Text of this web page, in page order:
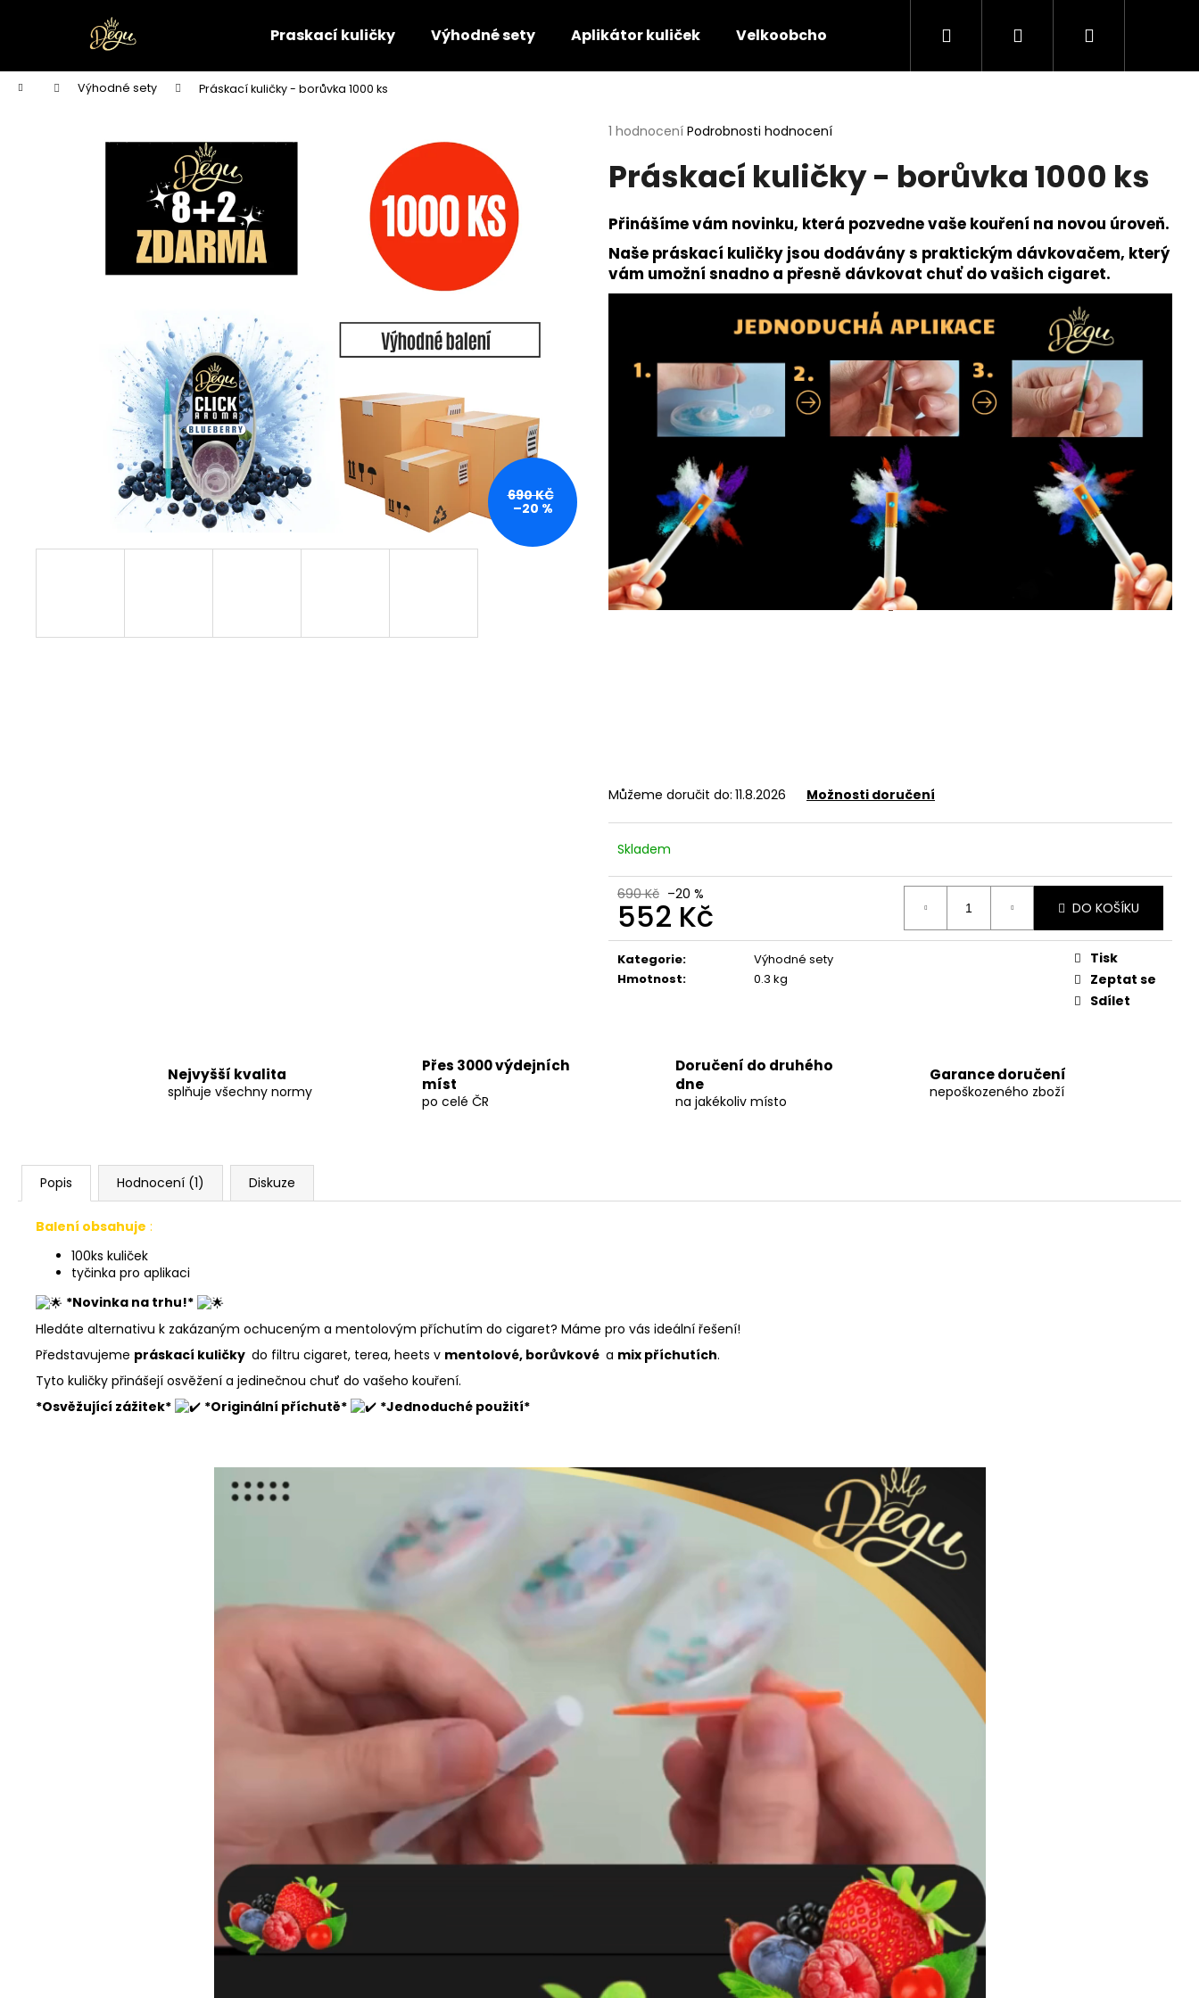
Praskací kuličky Výhodné sety Aplikátor kuliček Velkoobchod Doprava a platba Osobní odběr na
Hledat PřihlášeníNákupní
Domů Výhodné sety Práskací kuličky - borůvka 1000 ks
Průměrné
produktu
je
z
5
hvězdiček.
1 hodnocení Podrobnosti hodnocení
Práskací kuličky - borůvka 1000 ks
Přinášíme vám novinku, která pozvedne vaše kouření na novou úroveň.
Naše práskací kuličky jsou dodávány s praktickým dávkovačem, který
vám umožní snadno a přesně dávkovat chuť do vašich cigaret.
Můžeme doručit do: 11.8.2026 Možnosti doručení
Skladem
690 Kč –20 %
552 Kč
Měrná
cena:
DO KOŠÍKU
Kategorie:
Výhodné sety
Hmotnost: 0.3 kg
Tisk
Zeptat se
Sdílet
690 KČ
–20 %
Nejvyšší kvalita
splňuje všechny normy
Přes 3000 výdejních
míst
po celé ČR
Doručení do druhého
dne
na jakékoliv místo
Garance doručení
nepoškozeného zboží
Popis Hodnocení (1) Diskuze
Balení obsahuje :
100ks kuliček
tyčinka pro aplikaci
*Novinka na trhu!*
Hledáte alternativu k zakázaným ochuceným a mentolovým příchutím do cigaret? Máme pro vás ideální řešení!
Představujeme práskací kuličky do filtru cigaret, terea, heets v mentolové, borůvkové a mix příchutích.
Tyto kuličky přinášejí osvěžení a jedinečnou chuť do vašeho kouření.
*Osvěžující zážitek*
*Originální příchutě* *Jednoduché použití*
í
Zpět
do
obchodu
Zpět
do
obchodu
HLEDAT
Doporučujeme